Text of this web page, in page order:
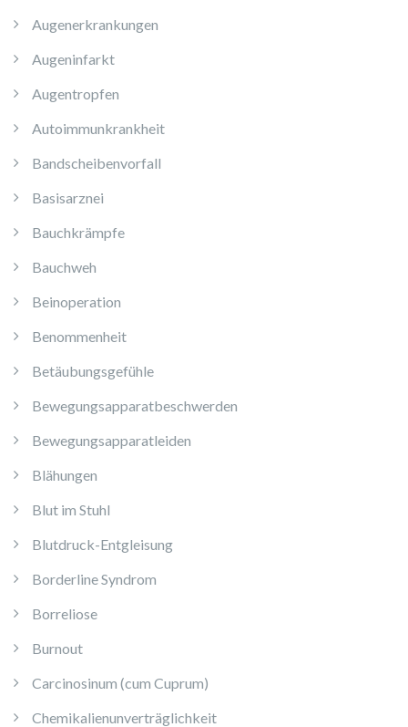
Augenerkrankungen
Augeninfarkt
Augentropfen
Autoimmunkrankheit
Bandscheibenvorfall
Basisarznei
Bauchkrämpfe
Bauchweh
Beinoperation
Benommenheit
Betäubungsgefühle
Bewegungsapparatbeschwerden
Bewegungsapparatleiden
Blähungen
Blut im Stuhl
Blutdruck-Entgleisung
Borderline Syndrom
Borreliose
Burnout
Carcinosinum (cum Cuprum)
Chemikalienunverträglichkeit